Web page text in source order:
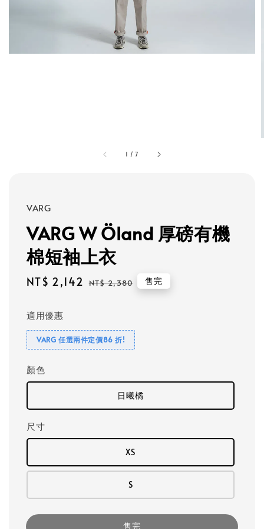
1 /7
VARG
VARG W Öland 厚磅有機
棉短袖上衣
Sale
NT$ 2,142 Regular
NT$ 2,380 售完
適用優惠
VARG 任選兩件定價86 折!
顏色
日曦橘
尺寸
XS
S
售完